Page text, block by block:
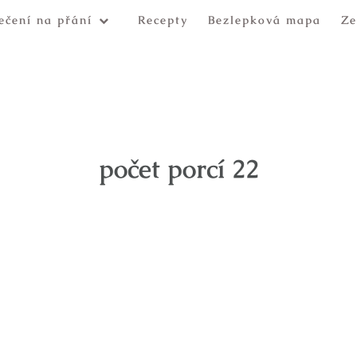
na přání Recepty Bezlepková mapa
počet porcí 22